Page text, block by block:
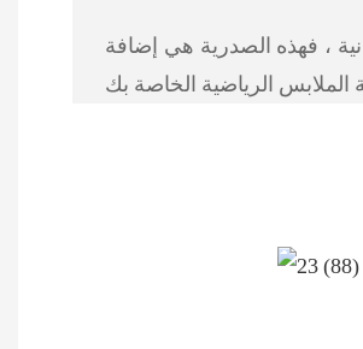
، فهذه الصدرية هي إضافة